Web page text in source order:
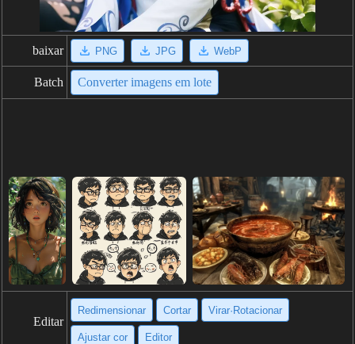
baixar PNG JPG WebP
Batch Converter imagens em lote
Editar
Redimensionar Cortar Virar·Rotacionar
Ajustar cor Editor